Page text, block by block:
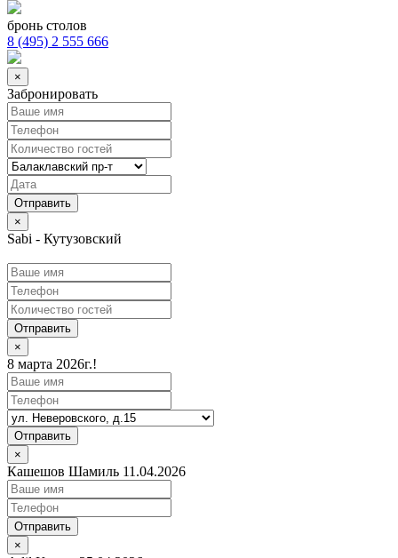
бронь столов
8 (495) 2 555 666
×
Забронировать
×
Sabi - Кутузовский
Отправить
×
8 марта 2026г.!
Отправить
×
Кашешов Шамиль 11.04.2026
Отправить
×